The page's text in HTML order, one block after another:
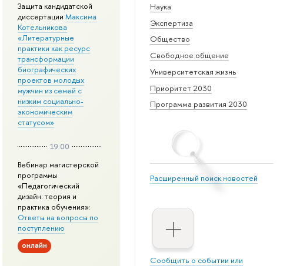
Наука
Экспертиза
Общество
Свободное общение
Университетская жизнь
Приоритет 2030
Программа развития 2030
Расширенный поиск новостей
Сообщить о событии или
Защита кандидатской
диссертации Максима
Котельникова
«Литературные
практики как ресурс
трансформации
биографических
проектов молодых
мужчин из семей с
низким социально-
экономическим
статусом»
19:00
Вебинар магистерской
программы
«Педагогический
дизайн: теория и
практика обучения»:
Ответы на вопросы по
поступлению
онлайн